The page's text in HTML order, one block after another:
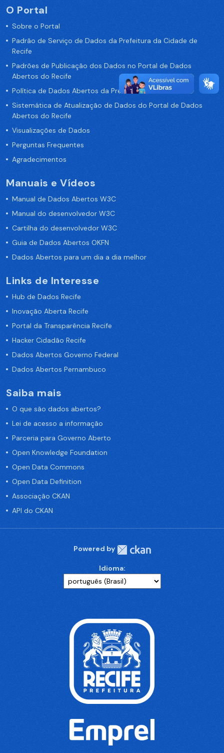
O Portal
Sobre o Portal
Padrão de Serviço de Dados da Prefeitura da Cidade de
Recife
Padrões de Publicação dos Dados no Portal de Dados
Abertos do Recife
Política de Dados Abertos da Prefeitura do Recife
Sistemática de Atualização de Dados do Portal de Dados
Abertos do Recife
Visualizações de Dados
Perguntas Frequentes
Agradecimentos
Manuais e Vídeos
Manual de Dados Abertos W3C
Manual do desenvolvedor W3C
Cartilha do desenvolvedor W3C
Guia de Dados Abertos OKFN
Dados Abertos para um dia a dia melhor
Links de Interesse
Hub de Dados Recife
Inovação Aberta Recife
Portal da Transparência Recife
Hacker Cidadão Recife
Dados Abertos Governo Federal
Dados Abertos Pernambuco
Saiba mais
O que são dados abertos?
Lei de acesso a informação
Parceria para Governo Aberto
Open Knowledge Foundation
Open Data Commons
Open Data Definition
Associação CKAN
API do CKAN
Powered by
Idioma